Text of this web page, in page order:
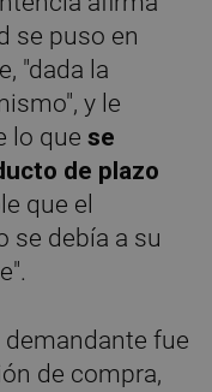
se puso en
"dada la
y le
lo que se
de plazo
que el
se debía a su
fue
de compra,